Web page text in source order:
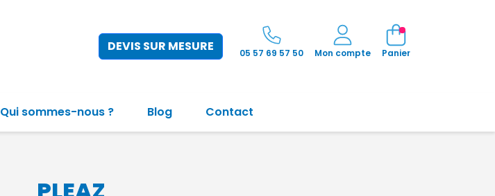
DEVIS SUR MESURE 05 57 69 57 50 Mon compte Panier
Qui sommes-nous ? Blog Contact